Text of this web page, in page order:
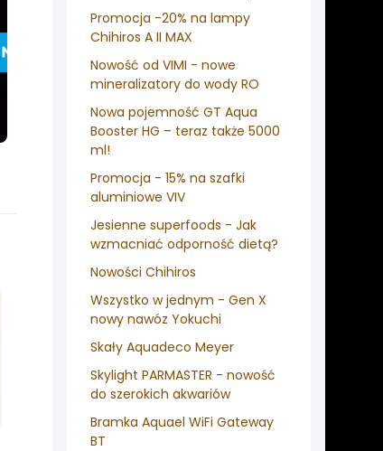
Promocja -20% na lampy
Chihiros A II MAX
Nowość od VIMI - nowe
mineralizatory do wody RO
Nowa pojemność GT Aqua
Booster HG – teraz także 5000
ml!
Promocja - 15% na szafki
aluminiowe VIV
Jesienne superfoods - Jak
wzmacniać odporność dietą?
Nowości Chihiros
Wszystko w jednym - Gen X
nowy nawóz Yokuchi
Skały Aquadeco Meyer
Skylight PARMASTER - nowość
do szerokich akwariów
Bramka Aquael WiFi Gateway
BT